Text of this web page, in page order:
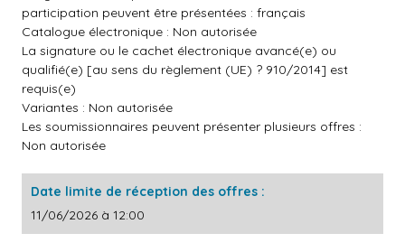
participation peuvent être présentées : français
Catalogue électronique : Non autorisée
La signature ou le cachet électronique avancé(e) ou
qualifié(e) [au sens du règlement (UE) ? 910/2014] est
requis(e)
Variantes : Non autorisée
Les soumissionnaires peuvent présenter plusieurs offres :
Non autorisée
Date limite de réception des offres :
11/06/2026 à 12:00